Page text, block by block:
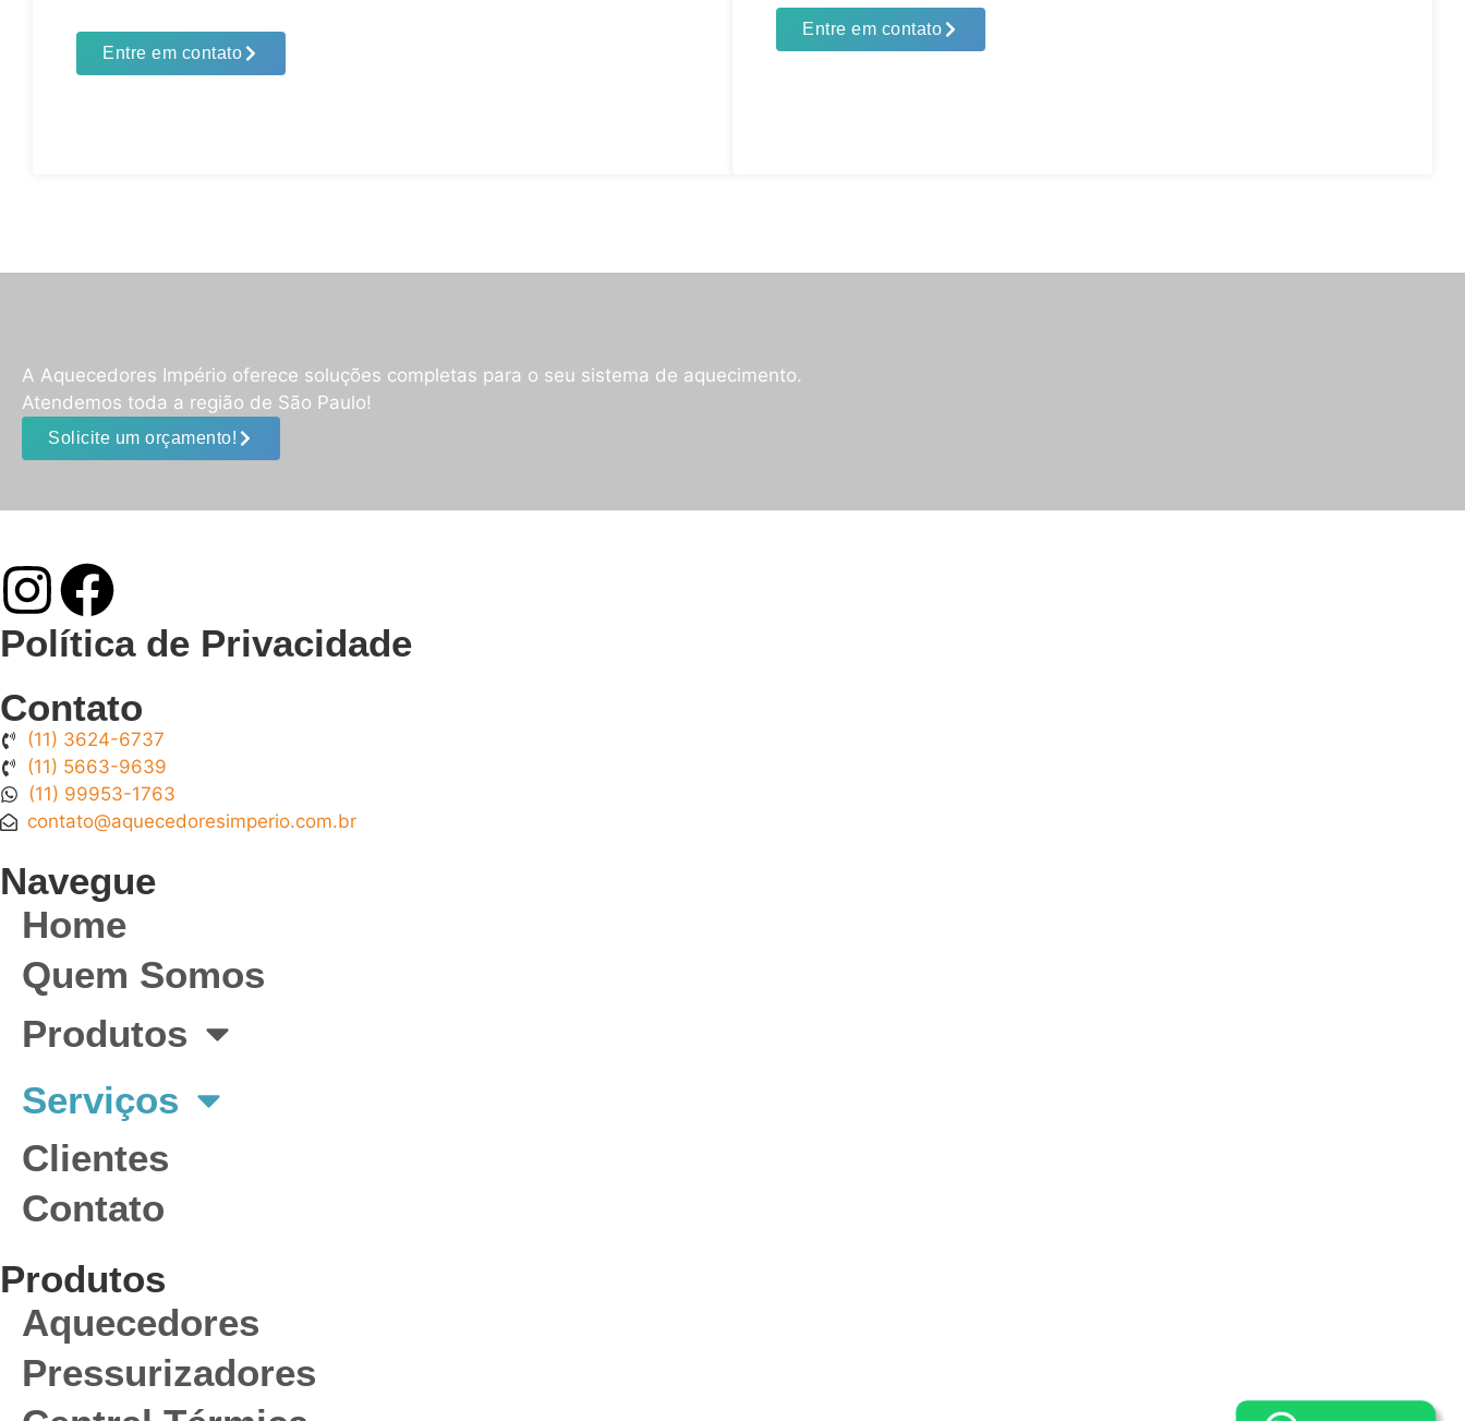
Entre em contato
Entre em contato
A Aquecedores Império oferece soluções completas para o seu sistema de aquecimento.
Atendemos toda a região de São Paulo!
Solicite um orçamento!
Política de Privacidade
Contato
(11) 3624-6737
(11) 5663-9639
(11) 99953-1763
contato@aquecedoresimperio.com.br
Navegue
Home
Quem Somos
Produtos
Serviços
Clientes
Contato
Produtos
Aquecedores
Pressurizadores